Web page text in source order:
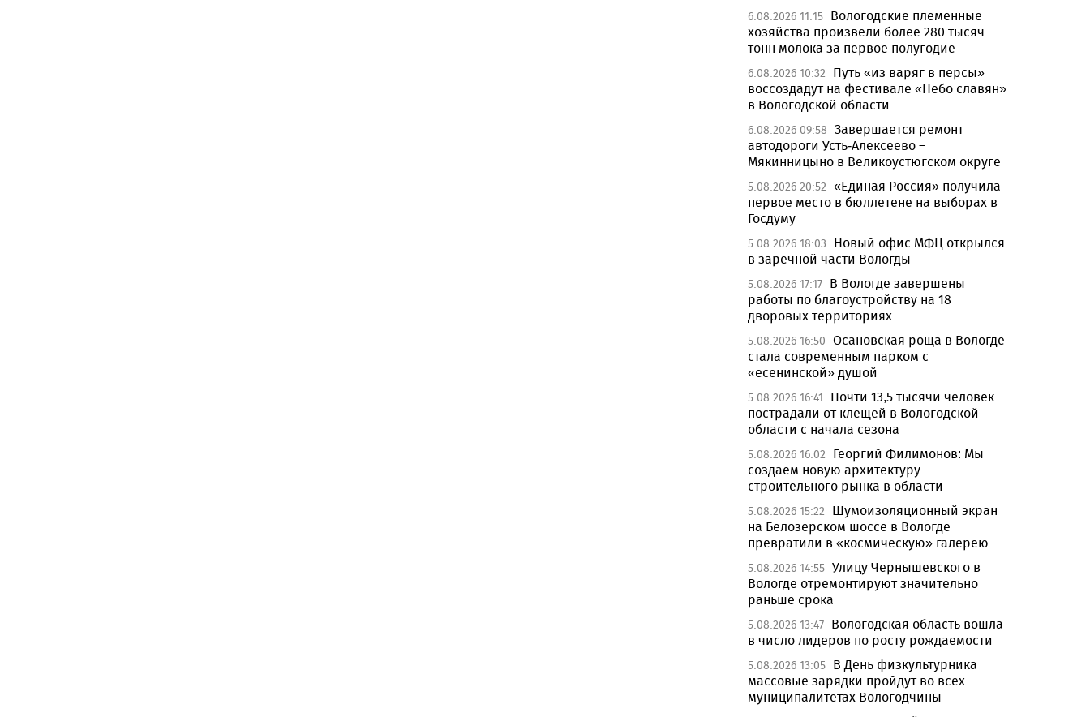
6.08.2026 11:15 Вологодские племенные
хозяйства произвели более 280 тысяч
тонн молока за первое полугодие
6.08.2026 10:32
Путь «из варяг в персы»
воссоздадут на фестивале «Небо славян»
в Вологодской области
6.08.2026 09:58 Завершается ремонт
автодороги Усть-Алексеево –
Мякинницыно в Великоустюгском округе
5.08.2026 20:52 «Единая Россия» получила
первое место в бюллетене на выборах в
Госдуму
5.08.2026 18:03
Новый офис МФЦ открылся
в заречной части Вологды
5.08.2026 17:17 В Вологде завершены
работы по благоустройству на 18
дворовых территориях
5.08.2026 16:50 Осановская роща в Вологде
стала современным парком с
«есенинской» душой
5.08.2026 16:41
Почти 13,5 тысячи человек
пострадали от клещей в Вологодской
области с начала сезона
5.08.2026 16:02
Георгий Филимонов: Мы
создаем новую архитектуру
строительного рынка в области
5.08.2026 15:22
Шумоизоляционный экран
на Белозерском шоссе в Вологде
превратили в «космическую» галерею
5.08.2026 14:55 Улицу Чернышевского в
Вологде отремонтируют значительно
раньше срока
5.08.2026 13:47 Вологодская область вошла
в число лидеров по росту рождаемости
5.08.2026 13:05 В День физкультурника
массовые зарядки пройдут во всех
муниципалитетах Вологодчины